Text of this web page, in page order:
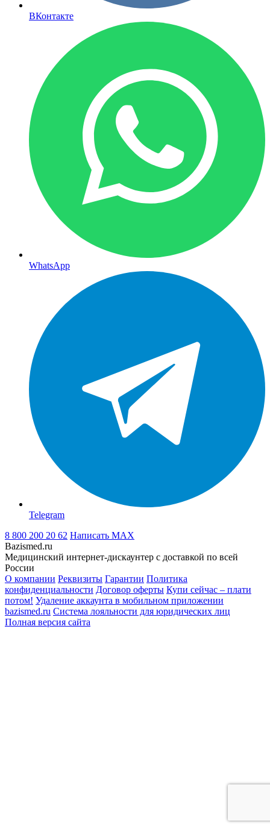
ВКонтакте
WhatsApp
Telegram
8 800 200 20 62 Написать MAX
Bazismed.ru
Медицинский интернет-дискаунтер с доставкой по всей
России
О компании Реквизиты Гарантии Политика
конфиденциальности Договор оферты Купи сейчас – плати
потом! Удаление аккаунта в мобильном приложении
bazismed.ru Система лояльности для юридических лиц
Полная версия сайта